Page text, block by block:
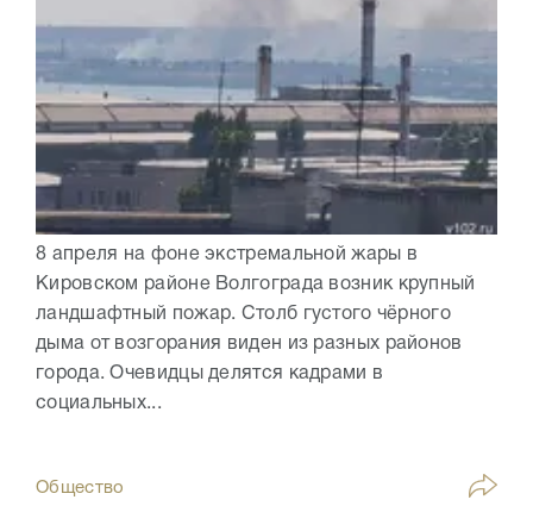
8 апреля на фоне экстремальной жары в
Кировском районе Волгограда возник крупный
ландшафтный пожар. Столб густого чёрного
дыма от возгорания виден из разных районов
города. Очевидцы делятся кадрами в
социальных...
Общество